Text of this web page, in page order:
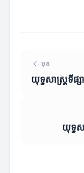
មុន
យុទ្ធសាស្រ្តទីផ្ស
យុទ្ធស